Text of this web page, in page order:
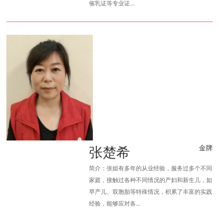
催乳证等专业证...
张楚希 金牌
简介：张姐有多年的从业经验，服务过多个不同
家庭，接触过各种不同情况的产妇和新生儿，如
早产儿、双胞胎等特殊情况，积累了丰富的实践
经验，能够应对各...